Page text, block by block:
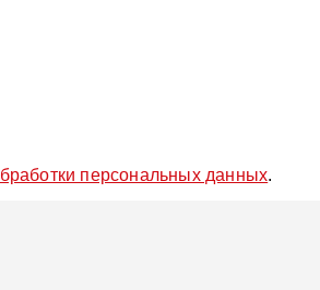
персональных данных.